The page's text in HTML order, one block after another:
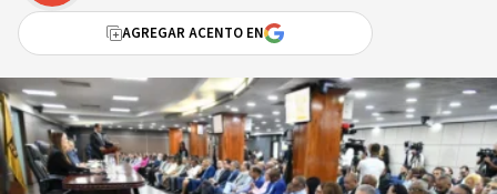
AGREGAR ACENTO EN